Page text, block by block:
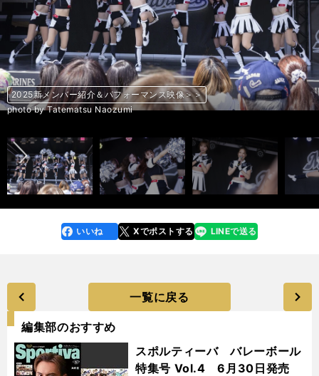
2025新メンバー紹介＆パフォーマンス映像＞＞
photo by Tatematsu Naozumi
2025新メンバー紹介＆パフォーマンス映像＞＞
2025新メンバー紹介＆パフォーマンス映像＞＞
2025新メンバー紹介＆パフォーマンス映像＞＞
2025新メンバー紹介＆パフォーマンス映像＞＞
2025新メンバー紹介＆パフォーマンス映像＞＞
photo by Tatematsu Naozumi
2025新メンバー紹介＆パフォーマンス映像＞＞
photo by Tatematsu Naozumi
2025新メンバー紹介＆パフォーマンス映像＞＞
photo by Tatematsu Naozumi
2025新メンバー紹介＆パフォーマンス映像＞＞
photo by Tatematsu Naozumi
2025新メンバー紹介＆パフォーマンス映像＞＞
photo by Tatematsu Naozumi
2025新メンバー紹介＆パフォーマンス映像＞＞
photo by Tatematsu Naozumi
2025新メンバー紹介＆パフォーマンス映像＞＞
photo by Tatematsu Naozumi
2025新メンバー紹介＆パフォーマンス映像＞＞
photo by Tatematsu Naozumi
2025新メンバー紹介＆パフォーマンス映像＞＞
photo by Tatematsu Naozumi
2025新メンバー紹介＆パフォーマンス映像＞＞
photo by Tatematsu Naozumi
2025新メンバー紹介＆パフォーマンス映像＞＞
photo by Tatematsu Naozumi
2025新メンバー紹介＆パフォーマンス映像＞＞
photo by Tatematsu Naozumi
2025新メンバー紹介＆パフォーマンス映像＞＞
2025新メンバー紹介＆パフォーマンス映像＞＞
2025新メンバー紹介＆パフォーマンス映像＞＞
2025新メンバー紹介＆パフォーマンス映像＞＞
2025新メンバー紹介＆パフォーマンス映像＞＞
2025新メンバー紹介＆パフォーマンス映像＞＞
2025新メンバー紹介＆パフォーマンス映像＞＞
2025新メンバー紹介＆パフォーマンス映像＞＞
2025新メンバー紹介＆パフォーマンス映像＞＞
2025新メンバー紹介＆パフォーマンス映像＞＞
2025新メンバー紹介＆パフォーマンス映像＞＞
2025新メンバー紹介＆パフォーマンス映像＞＞
2025新メンバー紹介＆パフォーマンス映像＞＞
2025新メンバー紹介＆パフォーマンス映像＞＞
2025新メンバー紹介＆パフォーマンス映像＞＞
2025新メンバー紹介＆パフォーマンス映像＞＞
2025新メンバー紹介＆パフォーマンス映像＞＞
2025新メンバー紹介＆パフォーマンス映像＞＞
2025新メンバー紹介＆パフォーマンス映像＞＞
2025新メンバー紹介＆パフォーマンス映像＞＞
2025新メンバー紹介＆パフォーマンス映像＞＞
2025新メンバー紹介＆パフォーマンス映像＞＞
2025新メンバー紹介＆パフォーマンス映像＞＞
photo by Tatematsu Naozumi
2025新メンバー紹介＆パフォーマンス映像＞＞
photo by Tatematsu Naozumi
2025新メンバー紹介＆パフォーマンス映像＞＞
photo by Tatematsu Naozumi
2025新メンバー紹介＆パフォーマンス映像＞＞
photo by Tatematsu Naozumi
2025新メンバー紹介＆パフォーマンス映像＞＞
photo by Tatematsu Naozumi
2025新メンバー紹介＆パフォーマンス映像＞＞
photo by Tatematsu Naozumi
2025新メンバー紹介＆パフォーマンス映像＞＞
photo by Tatematsu Naozumi
前へ
faceboo
k
いいね Xでポストする
line LINEで送る
一覧に戻る
編集部のおすすめ
スポルティーバ バレーボール
特集号 Vol.4 6月30日発売